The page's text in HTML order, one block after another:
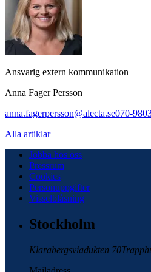
Ansvarig extern kommunikation
Anna Fager Persson
anna.fagerpersson@alecta.se070-
Alla artiklar
Jobba hos oss
Pressrum
Cookies
Personuppgifter
Visselblåsning
Stockholm
Klarabergsviadukten 70